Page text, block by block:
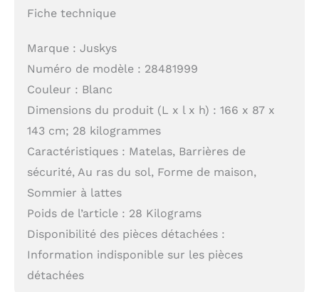
Fiche technique
Marque : Juskys
Numéro de modèle : 28481999
Couleur : Blanc
Dimensions du produit (L x l x h) : 166 x 87 x
143 cm; 28 kilogrammes
Caractéristiques : Matelas, Barrières de
sécurité, Au ras du sol, Forme de maison,
Sommier à lattes
Poids de l’article : 28 Kilograms
Disponibilité des pièces détachées :
Information indisponible sur les pièces
détachées